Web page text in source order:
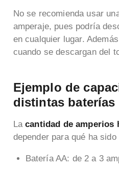
No se recomienda usar
amperaje, pues podría
en cualquier lugar.
cuando se descargan del
Ejemplo de
distintas baterías
Lacantidad de amperios
depender para qué ha sido
Batería AA: de 2 a 3